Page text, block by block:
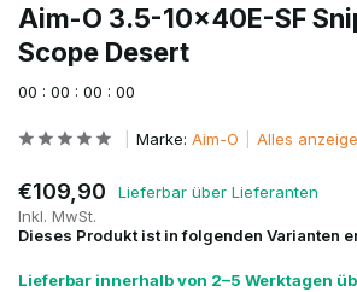
Aim-O 3.5-10x40E-SF
Scope Desert
00 : 00 : 00 : 00
Marke: Aim-O Alles
€109,90
Lieferbar über Lieferanten
Inkl. MwSt.
Dieses Produkt ist in folgenden Varianten
Lieferbar innerhalb von 2–5 Werktagen